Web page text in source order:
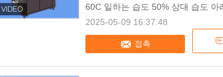
접촉
60C 일하는 습도 50% 상대 습도 아
2025-05-09 16:37:48